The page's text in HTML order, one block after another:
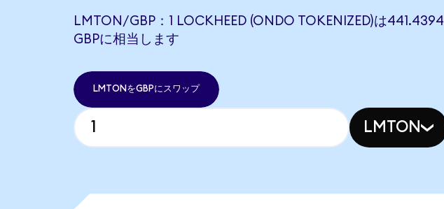
LMTON/GBP：1 LOCKHEED (ONDO TOKENIZED)は441.4394
GBPに相当します
LMTONをGBPにスワップ
LMTON